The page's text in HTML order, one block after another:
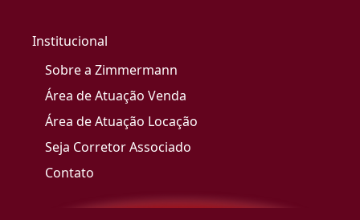
Institucional
Sobre a Zimmermann
Área de Atuação Venda
Área de Atuação Locação
Seja Corretor Associado
Contato